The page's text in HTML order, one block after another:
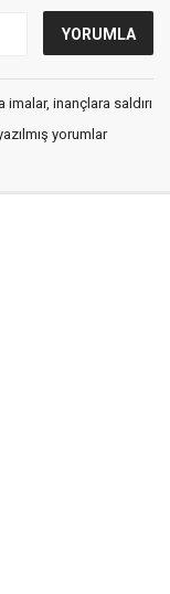
inançlara saldırı
yorumlar